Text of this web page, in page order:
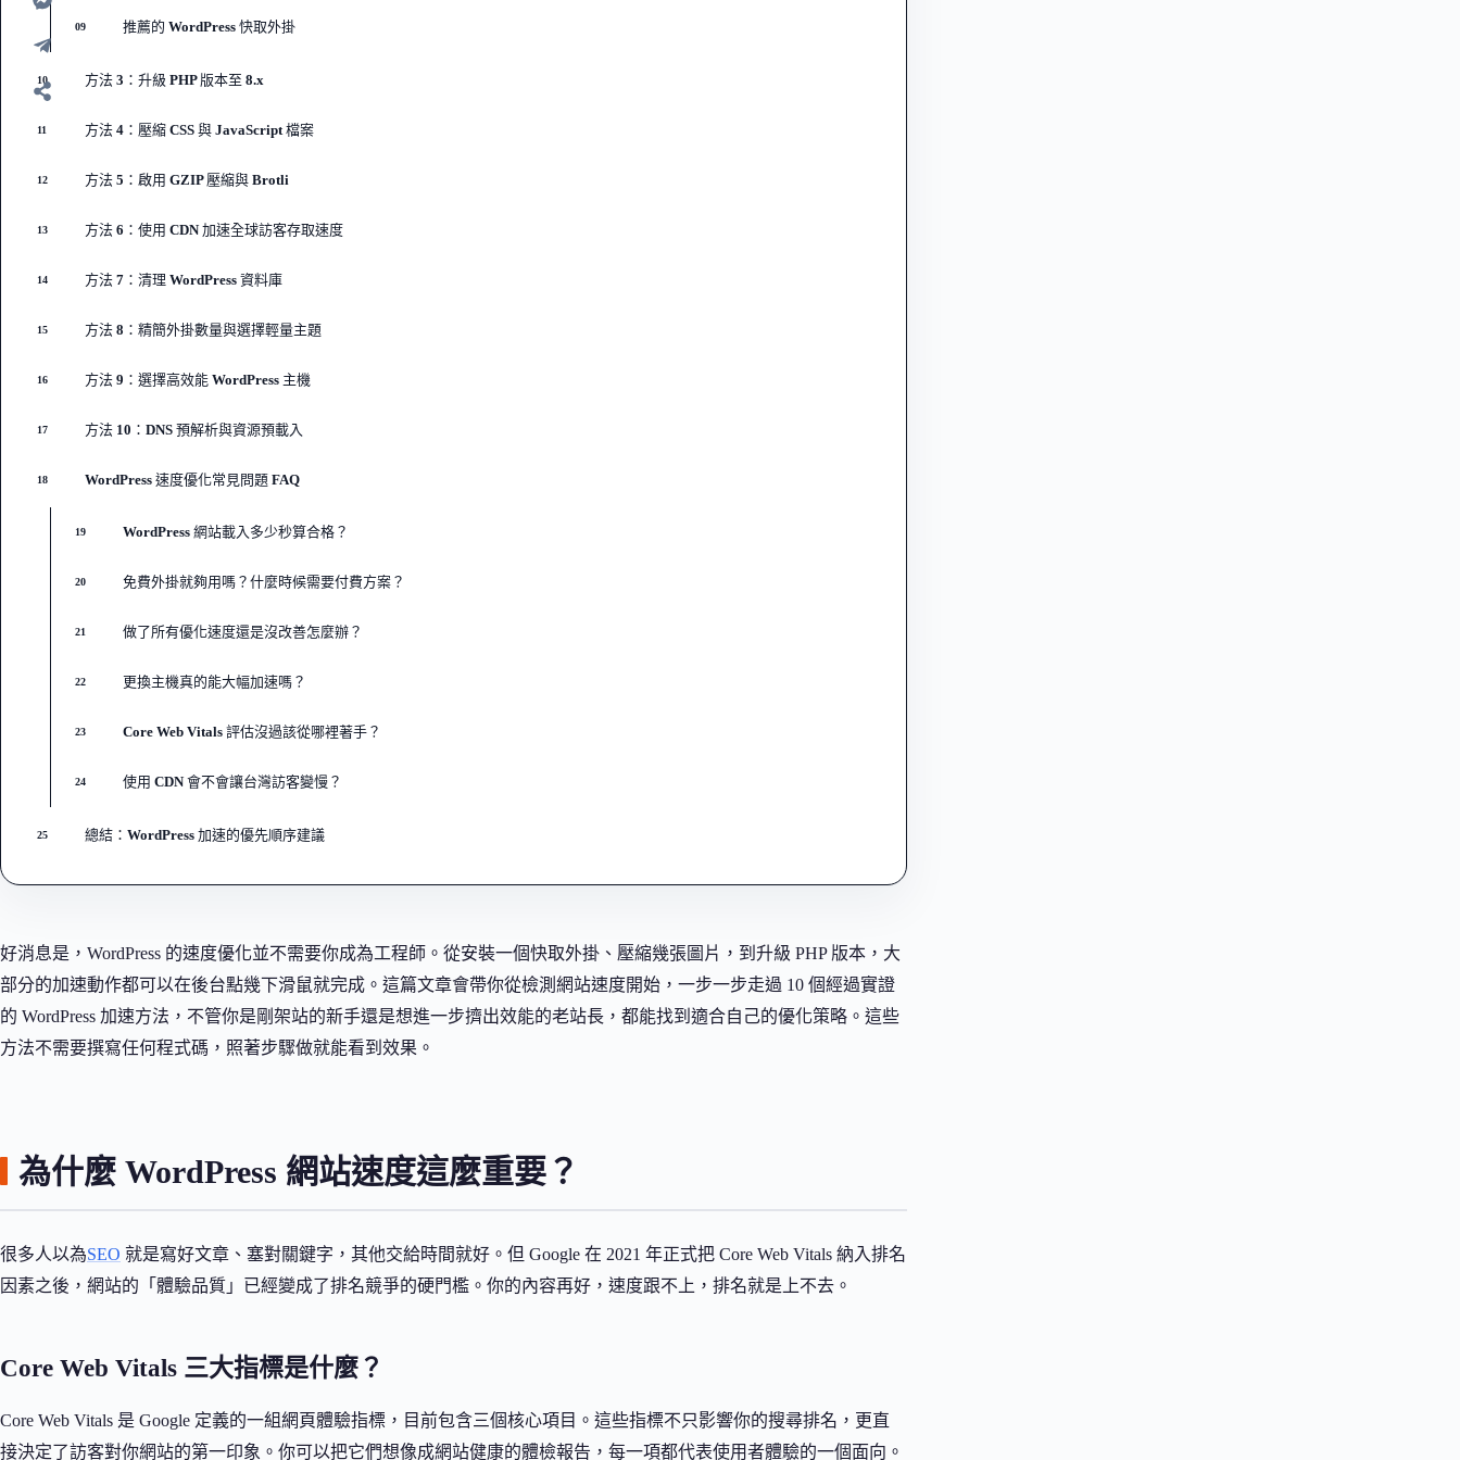
09 推薦的 WordPress 快取外掛
10 方法 3：升級 PHP 版本至 8.x
11 方法 4：壓縮 CSS 與 JavaScript 檔案
12 方法 5：啟用 GZIP 壓縮與 Brotli
13 方法 6：使用 CDN 加速全球訪客存取速度
14 方法 7：清理 WordPress 資料庫
15 方法 8：精簡外掛數量與選擇輕量主題
16 方法 9：選擇高效能 WordPress 主機
17 方法 10：DNS 預解析與資源預載入
18 WordPress 速度優化常見問題 FAQ
19 WordPress 網站載入多少秒算合格？
20 免費外掛就夠用嗎？什麼時候需要付費方案？
21 做了所有優化速度還是沒改善怎麼辦？
22 更換主機真的能大幅加速嗎？
23 Core Web Vitals 評估沒過該從哪裡著手？
24 使用 CDN 會不會讓台灣訪客變慢？
25 總結：WordPress 加速的優先順序建議
好消息是，WordPress 的速度優化並不需要你成為工程師。從安裝一個快取外掛、壓縮幾張圖片，到升級 PHP 版本，大
部分的加速動作都可以在後台點幾下滑鼠就完成。這篇文章會帶你從檢測網站速度開始，一步一步走過 10 個經過實證
的 WordPress 加速方法，不管你是剛架站的新手還是想進一步擠出效能的老站長，都能找到適合自己的優化策略。這些
方法不需要撰寫任何程式碼，照著步驟做就能看到效果。
為什麼 WordPress 網站速度這麼重要？
很多人以為SEO 就是寫好文章、塞對關鍵字，其他交給時間就好。但 Google 在 2021 年正式把 Core Web Vitals 納入排名
因素之後，網站的「體驗品質」已經變成了排名競爭的硬門檻。你的內容再好，速度跟不上，排名就是上不去。
Core Web Vitals 三大指標是什麼？
Core Web Vitals 是 Google 定義的一組網頁體驗指標，目前包含三個核心項目。這些指標不只影響你的搜尋排名，更直
接決定了訪客對你網站的第一印象。你可以把它們想像成網站健康的體檢報告，每一項都代表使用者體驗的一個面向。